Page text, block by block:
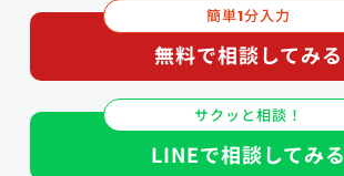
簡単1分入力
無料で相談してみる
サクッと相談！
LINEで相談してみる